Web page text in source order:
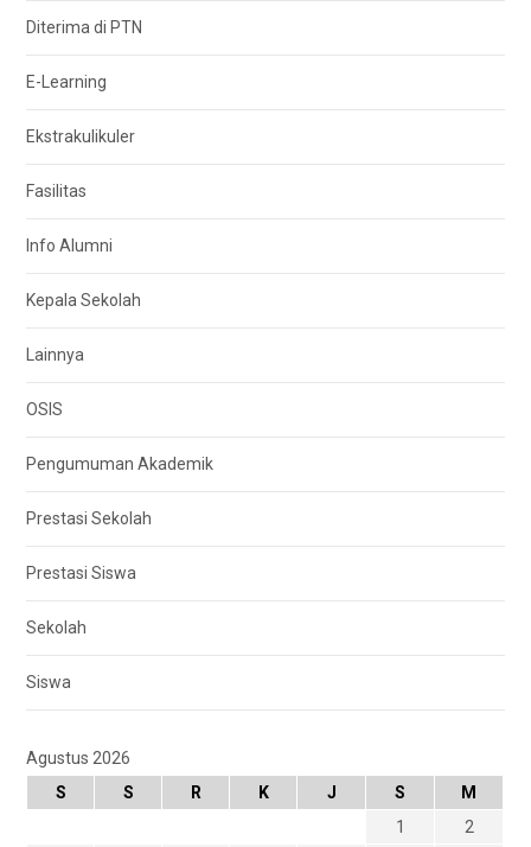
Diterima di PTN
E-Learning
Ekstrakulikuler
Fasilitas
Info Alumni
Kepala Sekolah
Lainnya
OSIS
Pengumuman Akademik
Prestasi Sekolah
Prestasi Siswa
Sekolah
Siswa
Agustus 2026
S
S R K J S
M
1
2